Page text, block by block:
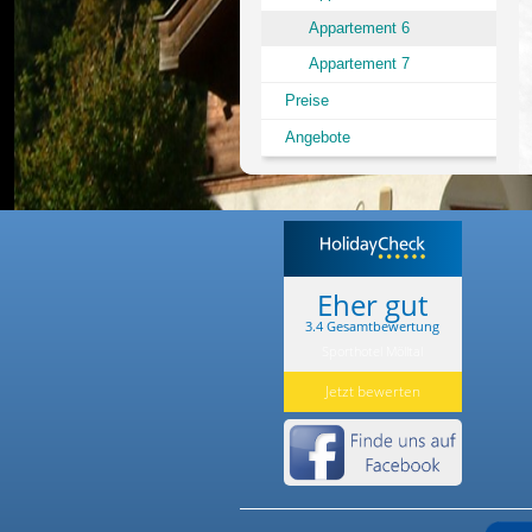
Ihre Urlaubsregion
Appartement 6
Appartement 7
Preise
Angebote
Eher gut
3.4 Gesamtbewertung
Jetzt bewerten